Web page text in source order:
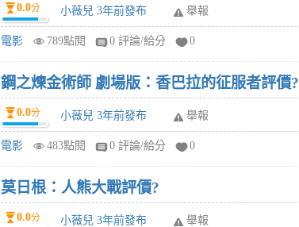
0.0分 小薇兒 3年前發布 舉報
電影 789點閱 0 評論/給分 0
鋼之煉金術師 劇場版：香巴拉的征服者評價?
0.0分 小薇兒 3年前發布 舉報
電影 483點閱 0 評論/給分 0
莫日根：人熊大戰評價?
0.0分 小薇兒 3年前發布 舉報